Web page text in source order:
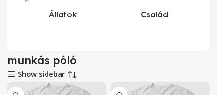
Állatok Család
munkás póló
Show sidebar